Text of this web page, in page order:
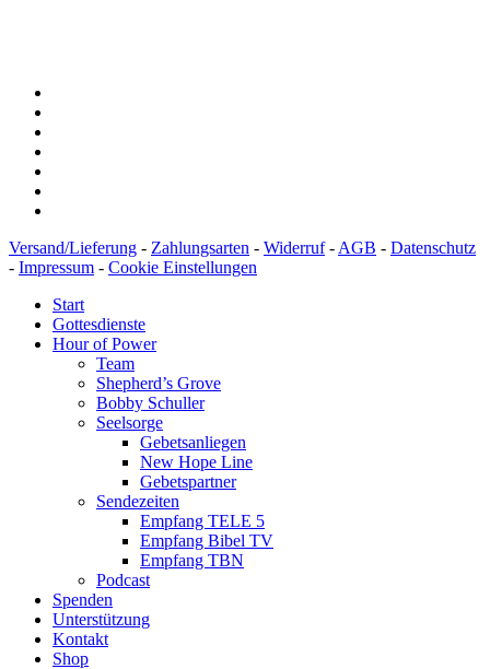
Versand/Lieferung - Zahlungsarten - Widerruf- AGB - Datenschutz
- Impressum - Cookie Einstellungen
Start
Gottesdienste
Hour of Power
Team
Shepherd’s Grove
Bobby Schuller
Seelsorge
Gebetsanliegen
New Hope Line
Gebetspartner
Sendezeiten
Empfang TELE 5
Empfang Bibel TV
Empfang TBN
Podcast
Spenden
Unterstützung
Kontakt
Shop